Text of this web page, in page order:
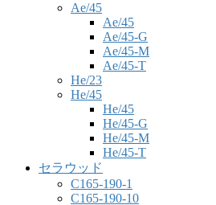
Ae/45
Ae/45
Ae/45-G
Ae/45-M
Ae/45-T
He/23
He/45
He/45
He/45-G
He/45-M
He/45-T
セラウッド
C165-190-1
C165-190-10